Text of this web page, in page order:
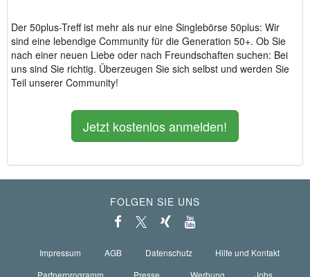
Der 50plus-Treff ist mehr als nur eine Singlebörse 50plus: Wir
sind eine lebendige Community für die Generation 50+. Ob Sie
nach einer neuen Liebe oder nach Freundschaften suchen: Bei
uns sind Sie richtig. Überzeugen Sie sich selbst und werden Sie
Teil unserer Community!
Jetzt kostenlos anmelden!
FOLGEN SIE UNS
Impressum AGB Datenschutz
Hilfe und Kontakt
Partnerprogramm
Presse Werbung Jobs